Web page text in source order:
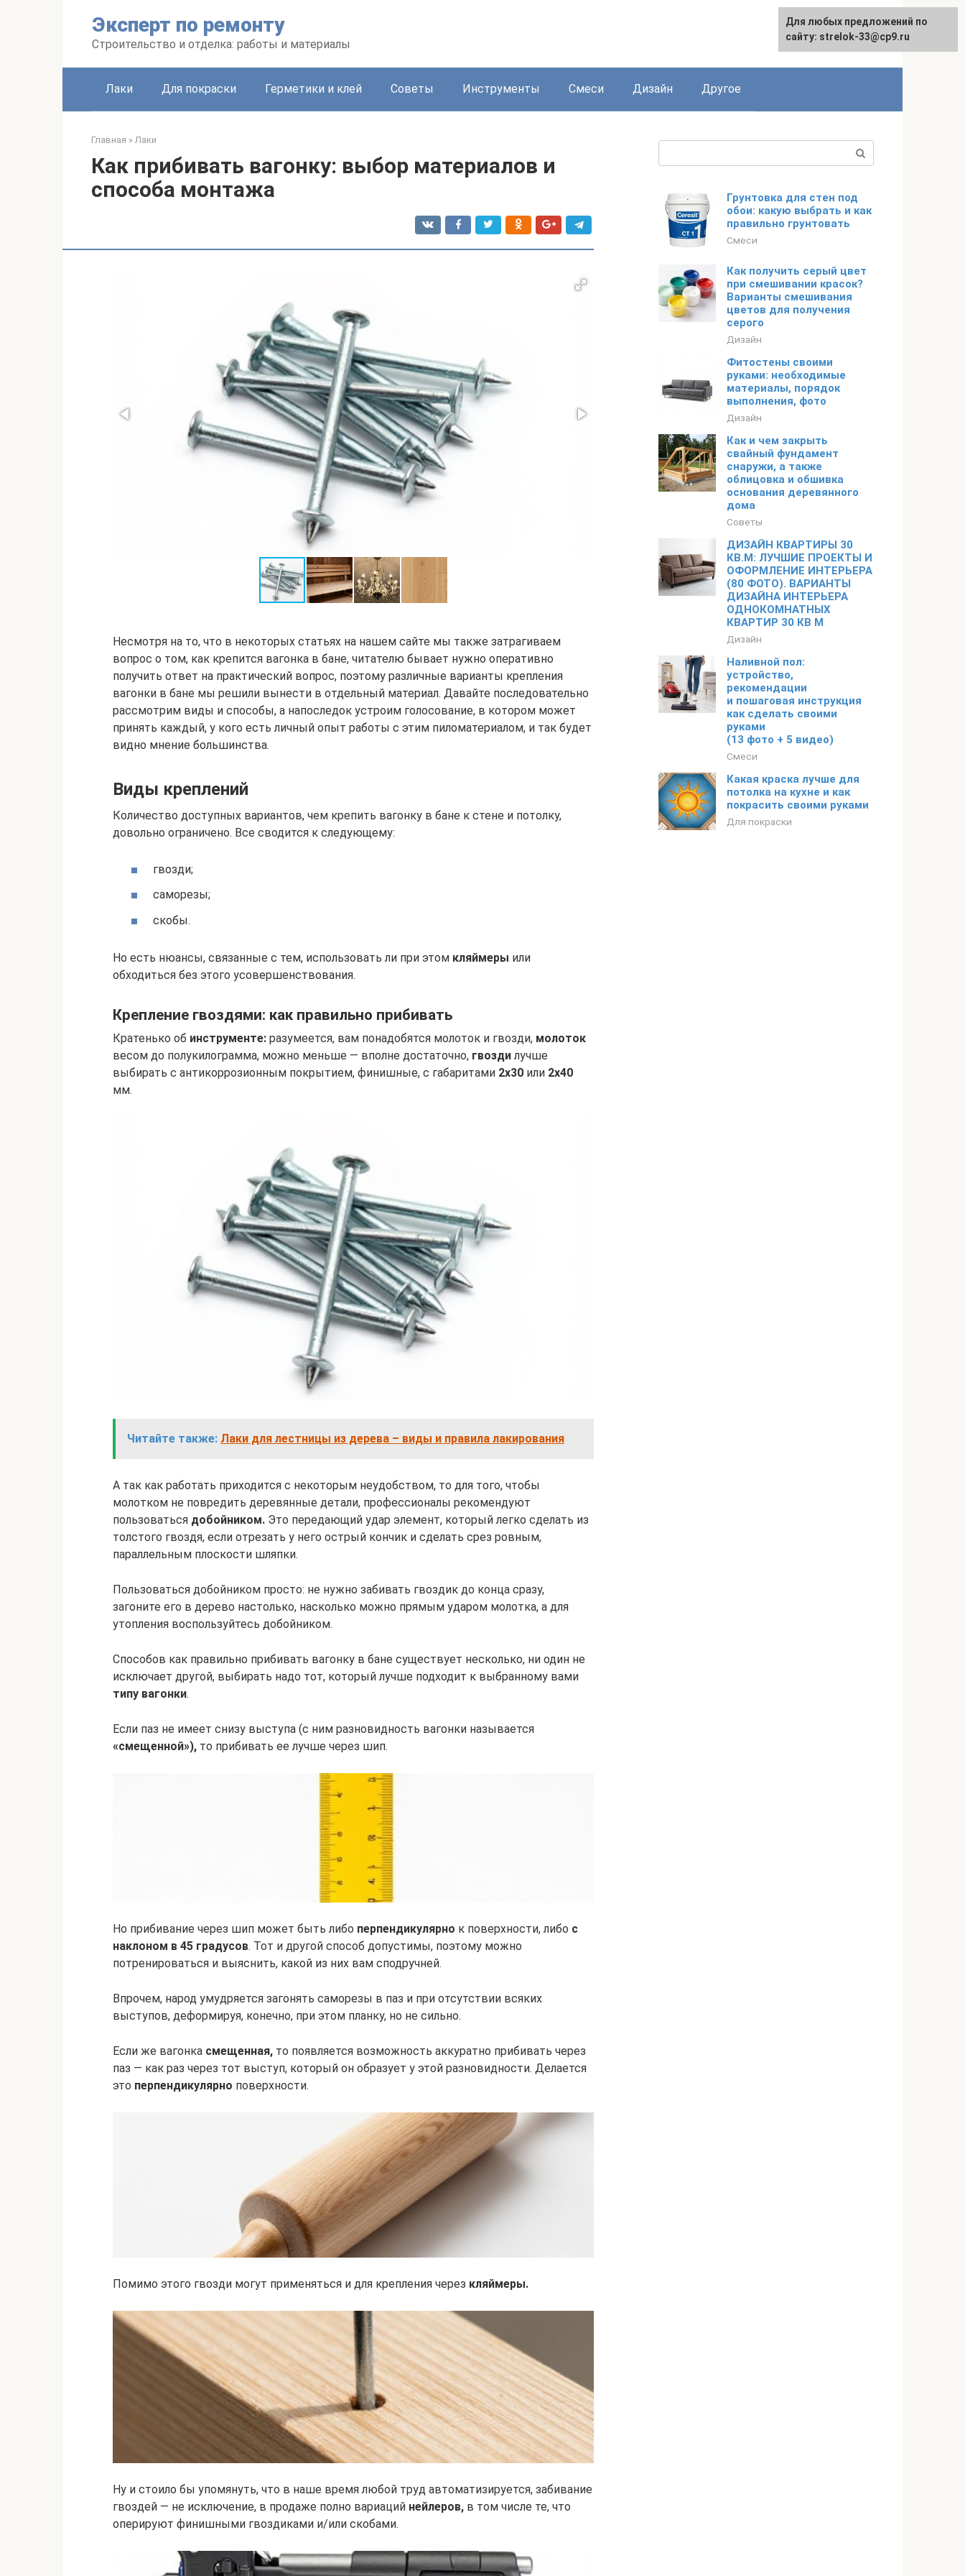
Эксперт по ремонту
Строительство и отделка: работы и материалы
Лаки Для покраски Герметики и клей Советы Инструменты Смеси Дизайн Другое
Главная » Лаки
Как прибивать вагонку: выбор материалов и
способа монтажа
Несмотря на то, что в некоторых статьях на нашем сайте мы также затрагиваем
вопрос о том, как крепится вагонка в бане, читателю бывает нужно оперативно
получить ответ на практический вопрос, поэтому различные варианты крепления
вагонки в бане мы решили вынести в отдельный материал. Давайте последовательно
рассмотрим виды и способы, а напоследок устроим голосование, в котором может
принять каждый, у кого есть личный опыт работы с этим пиломатериалом, и так будет
видно мнение большинства.
Виды креплений
Количество доступных вариантов, чем крепить вагонку в бане к стене и потолку,
довольно ограничено. Все сводится к следующему:
гвозди;
саморезы;
скобы.
Но есть нюансы, связанные с тем, использовать ли при этом кляймеры или
обходиться без этого усовершенствования.
Крепление гвоздями: как правильно прибивать
Кратенько об инструменте: разумеется, вам понадобятся молоток и гвозди, молоток
весом до полукилограмма, можно меньше — вполне достаточно, гвоздилучше
выбирать с антикоррозионным покрытием, финишные, с габаритами 2х30 или 2х40
мм.
Читайте также: Лаки для лестницы из дерева – виды и правила лакирования
А так как работать приходится с некоторым неудобством, то для того, чтобы
молотком не повредить деревянные детали, профессионалы рекомендуют
пользоваться добойником. Это передающий удар элемент, который легко сделать из
толстого гвоздя, если отрезать у него острый кончик и сделать срез ровным,
параллельным плоскости шляпки.
Пользоваться добойником просто: не нужно забивать гвоздик до конца сразу,
загоните его в дерево настолько, насколько можно прямым ударом молотка, а для
утопления воспользуйтесь добойником.
Способов как правильно прибивать вагонку в бане существует несколько, ни один не
исключает другой, выбирать надо тот, который лучше подходит к выбранному вами
типу вагонки.
Если паз не имеет снизу выступа (с ним разновидность вагонки называется
«смещенной»), то прибивать ее лучше через шип.
Но прибивание через шип может быть либо перпендикулярно к поверхности, либо с
наклоном в 45 градусов. Тот и другой способ допустимы, поэтому можно
потренироваться и выяснить, какой из них вам сподручней.
Впрочем, народ умудряется загонять саморезы в паз и при отсутствии всяких
выступов, деформируя, конечно, при этом планку, но не сильно.
Если же вагонка смещенная, то появляется возможность аккуратно прибивать через
паз — как раз через тот выступ, который он образует у этой разновидности. Делается
это перпендикулярно поверхности.
Помимо этого гвозди могут применяться и для крепления через кляймеры.
Ну и стоило бы упомянуть, что в наше время любой труд автоматизируется, забивание
гвоздей — не исключение, в продаже полно вариаций нейлеров, в том числе те, что
оперируют финишными гвоздиками и/или скобами.
Грунтовка для стен под
обои: какую выбрать и как
правильно грунтовать
Смеси
Как получить серый цвет
при смешивании красок?
Варианты смешивания
цветов для получения
серого
Дизайн
Фитостены своими
руками: необходимые
материалы, порядок
выполнения, фото
Дизайн
Как и чем закрыть
свайный фундамент
снаружи, а также
облицовка и обшивка
основания деревянного
дома
Советы
ДИЗАЙН КВАРТИРЫ 30
КВ.М: ЛУЧШИЕ ПРОЕКТЫ И
ОФОРМЛЕНИЕ ИНТЕРЬЕРА
(80 ФОТО). ВАРИАНТЫ
ДИЗАЙНА ИНТЕРЬЕРА
ОДНОКОМНАТНЫХ
КВАРТИР 30 КВ М
Дизайн
Наливной пол:
устройство,
рекомендации
и пошаговая инструкция
как сделать своими
руками
(13 фото + 5 видео)
Смеси
Какая краска лучше для
потолка на кухне и как
покрасить своими руками
Для покраски
Для любых предложений по
сайту: strelok-33@cp9.ru
Для любых предложений по
сайту: strelok-33@cp9.ru